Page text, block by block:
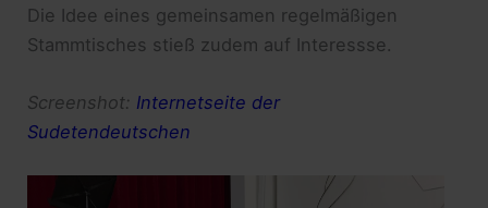
Die Idee eines gemeinsamen regelmäßigen
Stammtisches stieß zudem auf Interessse.
Screenshot: Internetseite der
Sudetendeutschen